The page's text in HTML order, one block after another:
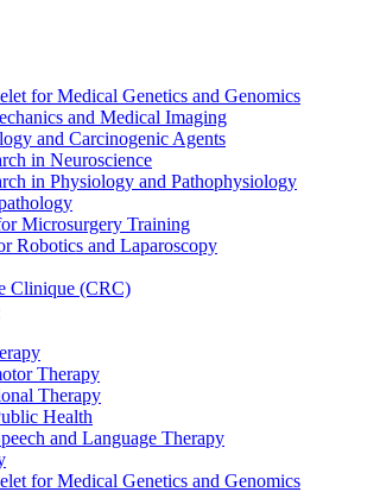
for Medical Genetics and Genomics
and Medical Imaging
and Carcinogenic Agents
in Neuroscience
in Physiology and Pathophysiology
Microsurgery Training
Robotics and Laparoscopy
Clinique (CRC)
Therapy
Therapy
Health
and Language Therapy
for Medical Genetics and Genomics